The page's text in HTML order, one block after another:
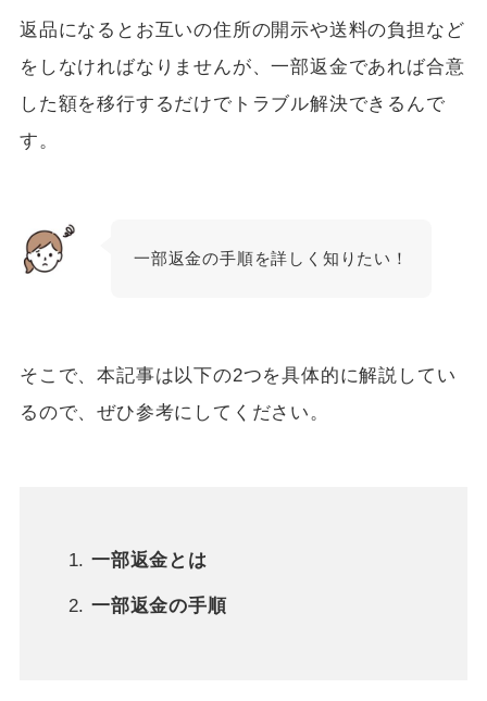
返品になるとお互いの住所の開示や送料の負担など
をしなければなりませんが、一部返金であれば合意
した額を移行するだけでトラブル解決できるんで
す。
一部返金の手順を詳しく知りたい！
そこで、本記事は以下の2つを具体的に解説してい
るので、ぜひ参考にしてください。
一部返金とは
一部返金の手順